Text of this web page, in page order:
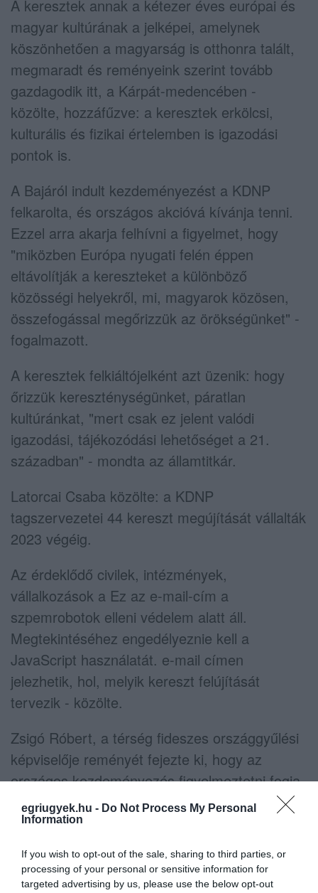
egriugyek.hu - Do Not Process My Personal
Information
If you wish to opt-out of the sale, sharing to third parties, or
processing of your personal or sensitive information for
targeted advertising by us, please use the below opt-out
A keresztek annak a kétezer éves európai és
magyar kultúrának a jelképei, amelynek
köszönhetően a magyarság is otthonra talált,
megmaradt és reményeink szerint tovább
gazdagodik itt, a Kárpát-medencében -
közölte, hozzáfűzve: a keresztek erkölcsi,
kulturális és fizikai értelemben is igazodási
pontok is.
A Bajáról indult kezdeményezést a KDNP
felkarolta, és országos akcióvá kívánja tenni.
Ezzel arra akarja felhívni a figyelmet, hogy
"miközben Európa nyugati felén éppen
eltávolítják a kereszteket a különböző
közösségi helyekről, mi, magyarok közösen,
összefogással megőrizzük az örökségünket" -
fogalmazott.
A keresztek felkiáltójelként azt üzenik: hogy
őrizzük kereszténységünket, páratlan
kultúránkat, "mert csak ez jelent valódi
igazodási, tájékozódási lehetőséget a 21.
században" - mondta az államtitkár.
Latorcai Csaba közölte: a KDNP
tagszervezetei 44 kereszt megújítását vállalták
2023 végéig.
Az érdeklődő civilek, intézmények,
vállalkozások a Ez az e-mail-cím a
szpemrobotok elleni védelem alatt áll.
Megtekintéséhez engedélyeznie kell a
JavaScript használatát. e-mail címen
jelezhetik, hol, melyik kereszt felújítását
tervezik - közölte.
Zsigó Róbert, a térség fideszes országgyűlési
képviselője reményét fejezte ki, hogy az
országos kezdeményezés figyelmeztetni fogja
a ma emberét a keresztény értékekhez való
visszafordulásra, az azokra való